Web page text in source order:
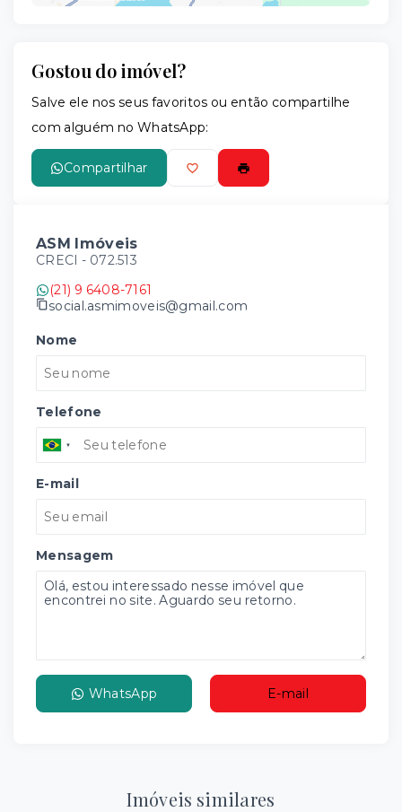
Gostou do imóvel?
Salve ele nos seus favoritos ou então compartilhe
com alguém no WhatsApp:
Compartilhar
ASM Imóveis
CRECI - 072.513
(21) 9 6408-7161
social.asmimoveis@gmail.com
Nome
Telefone
E-mail
Mensagem
WhatsApp E-mail
Imóveis similares